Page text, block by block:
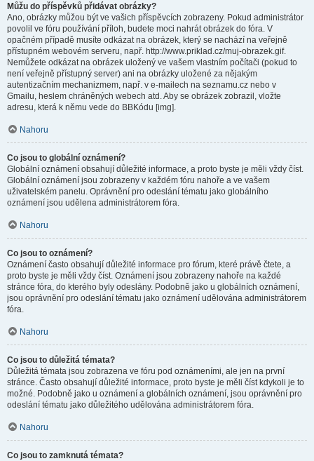
Můžu do příspěvků přidávat obrázky?
Ano, obrázky můžou být ve vašich příspěvcích zobrazeny. Pokud administrátor
povolil ve fóru používání příloh, budete moci nahrát obrázek do fóra. V
opačném případě musíte odkázat na obrázek, který se nachází na veřejně
přístupném webovém serveru, např. http://www.priklad.cz/muj-obrazek.gif.
Nemůžete odkázat na obrázek uložený ve vašem vlastním počítači (pokud to
není veřejně přístupný server) ani na obrázky uložené za nějakým
autentizačním mechanizmem, např. v e-mailech na seznamu.cz nebo v
Gmailu, heslem chráněných webech atd. Aby se obrázek zobrazil, vložte
adresu, která k němu vede do BBKódu [img].
Nahoru
Co jsou to globální oznámení?
Globální oznámení obsahují důležité informace, a proto byste je měli vždy číst.
Globální oznámení jsou zobrazeny v každém fóru nahoře a ve vašem
uživatelském panelu. Oprávnění pro odeslání tématu jako globálního
oznámení jsou udělena administrátorem fóra.
Nahoru
Co jsou to oznámení?
Oznámení často obsahují důležité informace pro fórum, které právě čtete, a
proto byste je měli vždy číst. Oznámení jsou zobrazeny nahoře na každé
stránce fóra, do kterého byly odeslány. Podobně jako u globálních oznámení,
jsou oprávnění pro odeslání tématu jako oznámení udělována administrátorem
fóra.
Nahoru
Co jsou to důležitá témata?
Důležitá témata jsou zobrazena ve fóru pod oznámeními, ale jen na první
stránce. Často obsahují důležité informace, proto byste je měli číst kdykoli je to
možné. Podobně jako u oznámení a globálních oznámení, jsou oprávnění pro
odeslání tématu jako důležitého udělována administrátorem fóra.
Nahoru
Co jsou to zamknutá témata?